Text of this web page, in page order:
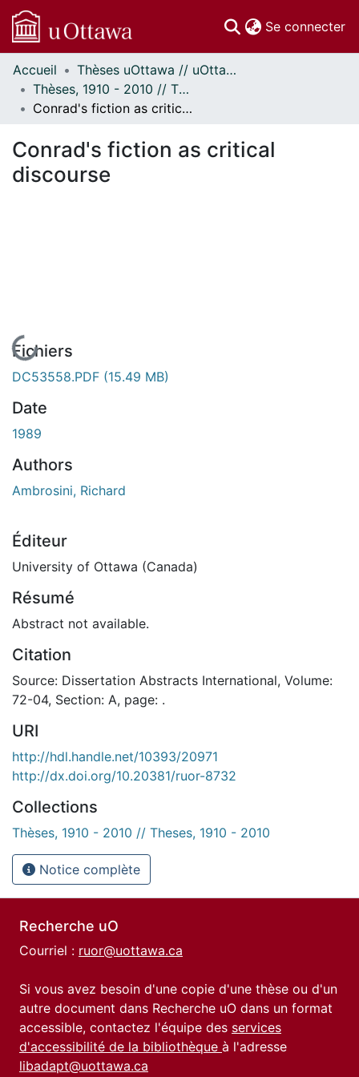
Se connecter
Communautés
et collections
Parcourir
À propos
Accueil
Thèses uOttawa // uOttawa Theses
Thèses, 1910 - 2010 // Theses, 1910 - 2010
Conrad's fiction as critical discourse
Conrad's fiction as critical
discourse
En cours de chargement...
Fichiers
DC53558.PDF (15.49 MB)
Date
1989
Authors
Ambrosini, Richard
Éditeur
University of Ottawa (Canada)
Résumé
Abstract not available.
Citation
Source: Dissertation Abstracts International, Volume:
72-04, Section: A, page: .
URI
http://hdl.handle.net/10393/20971
http://dx.doi.org/10.20381/ruor-8732
Collections
Thèses, 1910 - 2010 // Theses, 1910 - 2010
Notice complète
Recherche uO
Courriel : ruor@uottawa.ca
Si vous avez besoin d'une copie d'une thèse ou d'un
autre document dans Recherche uO dans un format
accessible, contactez l'équipe des services
d'accessibilité de la bibliothèque à l'adresse
libadapt@uottawa.ca